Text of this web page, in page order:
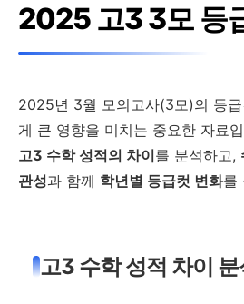
2025 고3 3모 등
2025년 3월 모의고사(3모)의 등
게 큰 영향을 미치는 중요한 자료
고3 수학 성적의 차이를 분석하고,
관성과 함께 학년별 등급컷 변화를
고3 수학 성적 차이 분